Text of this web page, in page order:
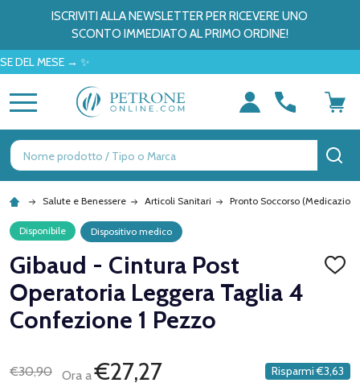
ISCRIVITI ALLA NEWSLETTER PER RICEVERE UNO
SCONTO IMMEDIATO AL PRIMO ORDINE!
MESE → ✨
Ricerca
Salute e Benessere Articoli Sanitari Pronto Soccorso
Disponibile Dispositivo medico
Gibaud - Cintura Post
Operatoria Leggera Taglia 4
Confezione 1 Pezzo
€30,90 Ora a€27,27 Risparmi €3,63